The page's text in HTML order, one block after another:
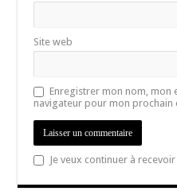
Site web
Enregistrer mon nom, mon
navigateur pour mon prochain
Je veux continuer à